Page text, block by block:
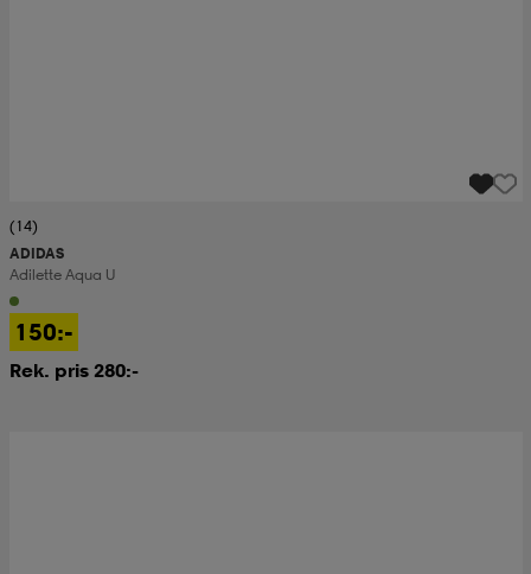
(14)
ADIDAS
Adilette Aqua U
150:-
Rek. pris 280:-